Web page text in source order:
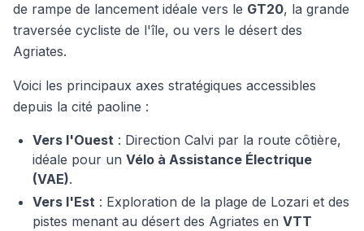
de rampe de lancement idéale vers le GT20, la grande
traversée cycliste de l'île, ou vers le désert des
Agriates.
Voici les principaux axes stratégiques accessibles
depuis la cité paoline :
Vers l'Ouest : Direction Calvi par la route côtière,
idéale pour un Vélo à Assistance Électrique
(VAE).
Vers l'Est : Exploration de la plage de Lozari et des
pistes menant au désert des Agriates en VTT